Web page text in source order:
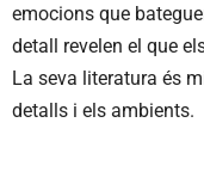
emocions que
detall revelen el que
La seva literatura és
detalls i els ambients.